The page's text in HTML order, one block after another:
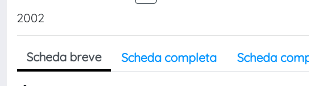
2002
Scheda breve Scheda completa Scheda